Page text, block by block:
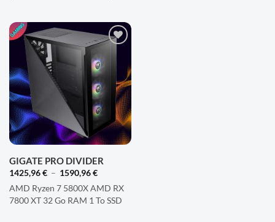
AJOUTER
À LA
LISTE
D'ENVIES
GIGATE PRO DIVIDER
1425,96€ – 1590,96€Plage
prix :
1425,96 €
à
AMD Ryzen 7 5800X AMD RX
7800 XT 32 Go RAM 1 To SSD